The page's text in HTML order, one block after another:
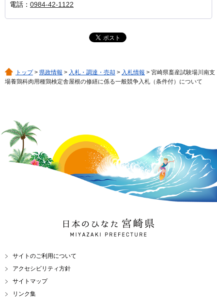
電話： 0984-42-1122
トップ> 県政情報 > 入札・調達・売却 > 入札情報 > 宮崎県畜産試験場川南支
場養鶏科肉用種鶏検定舎屋根の修繕に係る一般競争入札（条件付）について
日本のひなた 宮崎県
MIYAZAKI PREFECTURE
サイトのご利用について
アクセシビリティ方針
サイトマップ
リンク集